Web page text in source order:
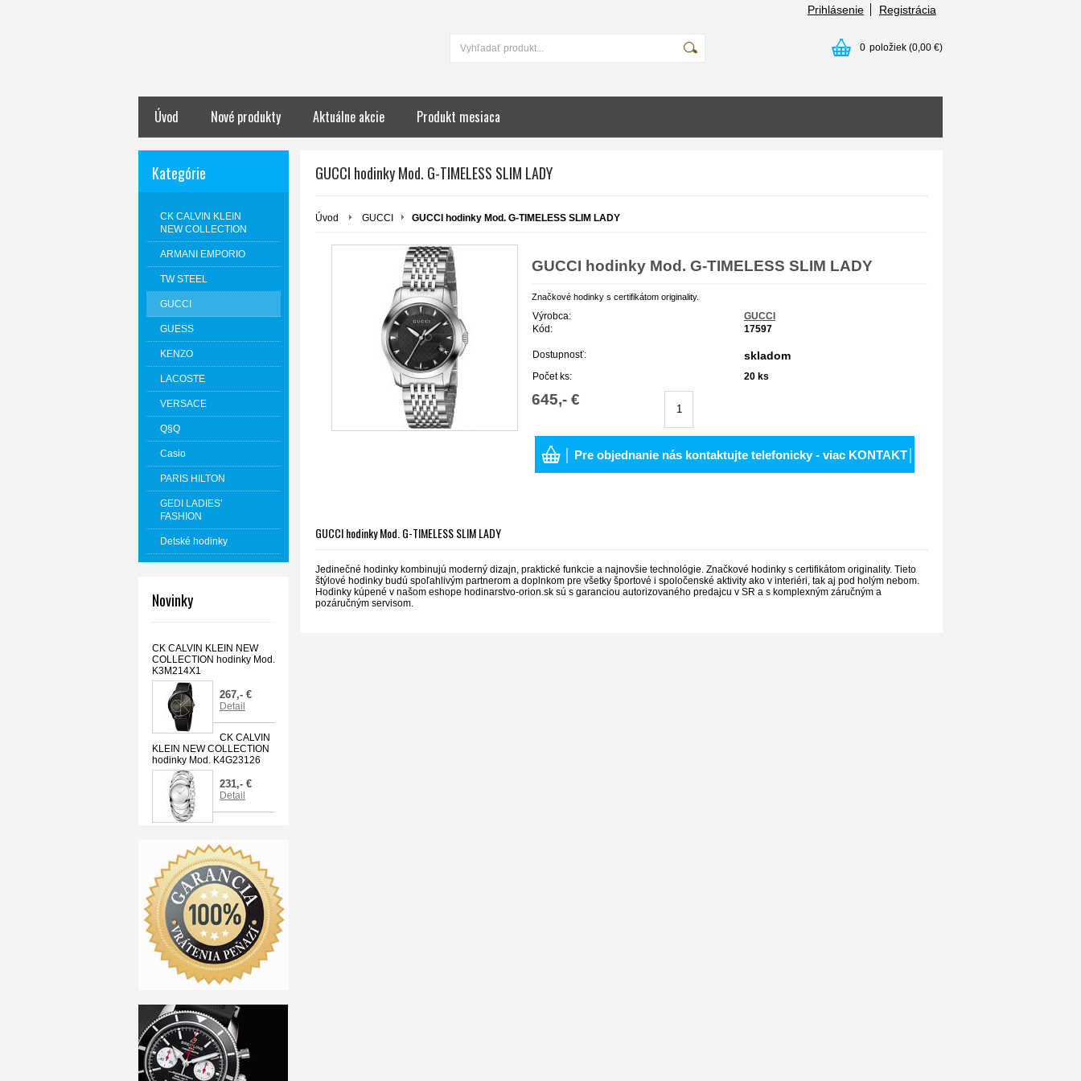
Prihlásenie Registrácia
0 položiek (0,00 €)
Úvod Nové produkty Aktuálne akcie Produkt mesiaca
Kategórie
CK CALVIN KLEIN
NEW COLLECTION
ARMANI EMPORIO
TW STEEL
GUCCI
GUESS
KENZO
LACOSTE
VERSACE
Q§Q
Casio
PARIS HILTON
GEDI LADIES’
FASHION
Detské hodinky
Novinky
CK CALVIN KLEIN NEW
COLLECTION hodinky Mod.
K3M214X1
267,- €
Detail
CK CALVIN
KLEIN NEW COLLECTION
hodinky Mod. K4G23126
231,- €
Detail
GUCCI hodinky Mod. G-TIMELESS SLIM LADY
Úvod GUCCI GUCCI hodinky Mod. G-TIMELESS SLIM LADY
GUCCI hodinky Mod. G-TIMELESS SLIM LADY
Značkové hodinky s certifikátom originality.
Výrobca:
GUCCI
Kód:
17597
Dostupnosť: skladom
Počet ks: 20 ks
645,- €
│ Pre objednanie nás kontaktujte telefonicky - viac KONTAKT│
GUCCI hodinky Mod. G-TIMELESS SLIM LADY
Jedinečné hodinky kombinujú moderný dizajn, praktické funkcie a najnovšie technológie. Značkové hodinky s certifikátom originality. Tieto
štýlové hodinky budú spoľahlivým partnerom a doplnkom pre všetky športové i spoločenské aktivity ako v interiéri, tak aj pod holým nebom.
Hodinky kúpené v našom eshope hodinarstvo-orion.sk sú s garanciou autorizovaného predajcu v SR a s komplexným záručným a
pozáručným servisom.